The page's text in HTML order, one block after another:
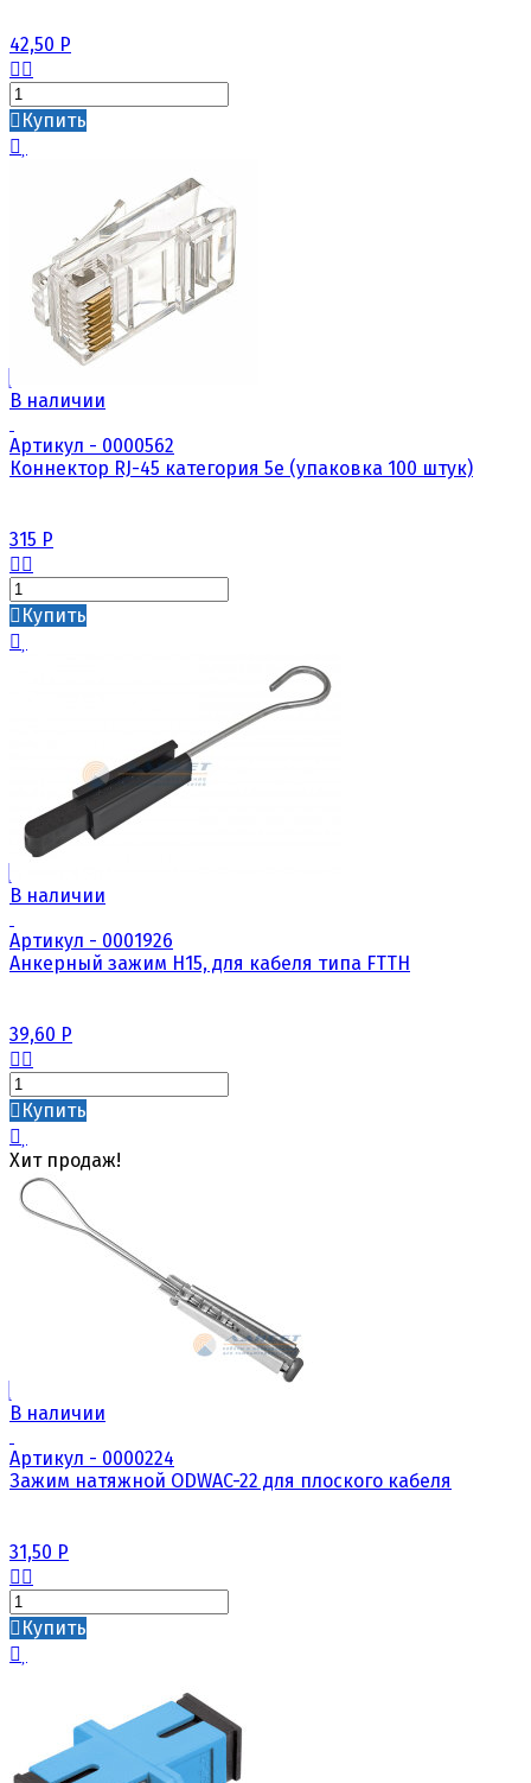
42,50 Р
Купить
В наличии
Артикул - 0000562
Коннектор RJ-45 категория 5е (упаковка 100 штук)
315 Р
Купить
В наличии
Артикул - 0001926
Анкерный зажим Н15, для кабеля типа FTTH
39,60 Р
Купить
Хит продаж!
В наличии
Артикул - 0000224
Зажим натяжной ODWAC-22 для плоского кабеля
31,50 Р
Купить